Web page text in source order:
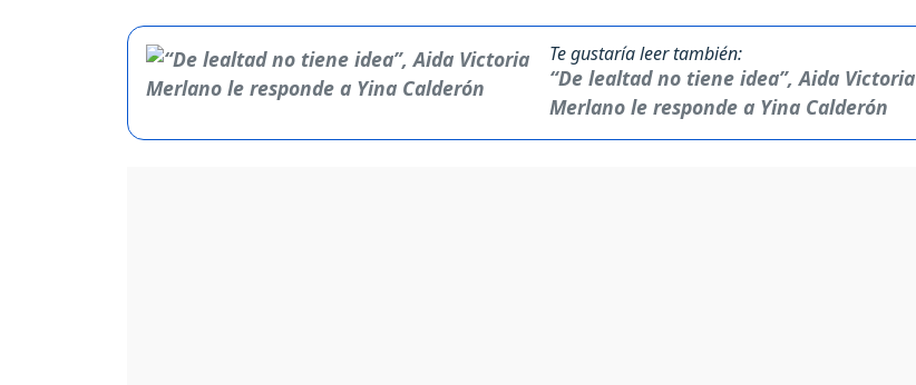
Te gustaría leer también:
“De lealtad no tiene idea”, Aida Victoria
Merlano le responde a Yina Calderón